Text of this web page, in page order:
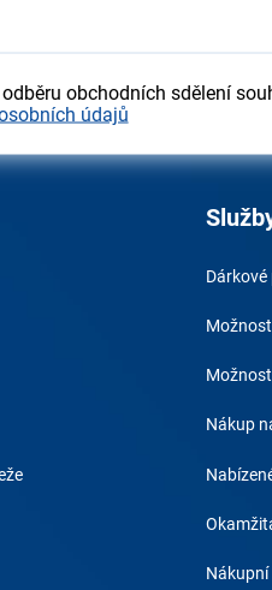
obchodních sdělení
údajů
Nákup
Nákupní